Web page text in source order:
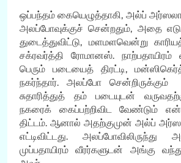
ஒப்பந்தம் கையெழுத்தாகி, அல்ப்
அலப்போவுக்குச் சென்றதும், அதை
துடைத்துவிட்டு, மளமளவென்று
சக்ரவர்த்தி ரோமானஸ்.
பெரும் படையைத் திரட்டி,
நகர்ந்தார். அலப்போ
சுதாரித்துத் தம் படையுடன்
நகரைக் கைப்பற்றிவிட வேண்டும்
திட்டம். ஆனால் அதற்குமுன் அல்ப்
எட்டிவிட்டது. அலப்போவிலிருந்து
முப்பதாயிரம் வீரர்களுடன் அங்கு